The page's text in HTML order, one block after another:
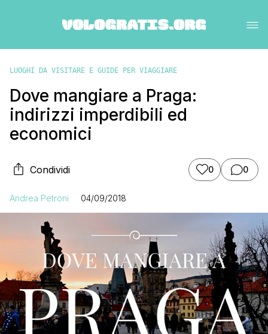
LUOGHI DA VISITARE E GUIDE PER VIAGGIARE
Dove mangiare a Praga:
indirizzi imperdibili ed
economici
Condividi 0 0
Andrea Petroni 04/09/2018